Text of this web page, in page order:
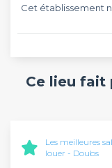
Cet établissement
Ce lieu fait
Les meilleures
louer - Doubs